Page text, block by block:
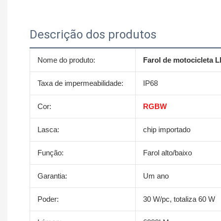
Descrição dos produtos
Nome do produto: Farol de motocicleta
Taxa de impermeabilidade: IP68
Cor: RGBW
Lasca: chip importado
Função: Farol alto/baixo
Garantia: Um ano
Poder: 30 W/pc, totaliza 60 W